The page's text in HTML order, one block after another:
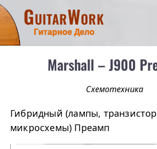
GuitarWork
Гитарное Дело
Marshall – J900
Схемотехника
Гибридный (лампы,
микросхемы) Преамп